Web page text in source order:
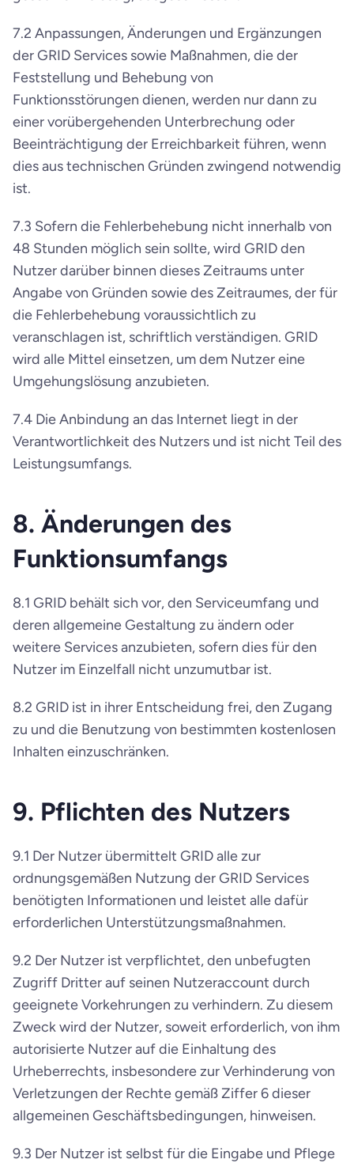
7.2 Anpassungen, Änderungen und Ergänzungen
der GRID Services sowie Maßnahmen, die der
Feststellung und Behebung von
Funktionsstörungen dienen, werden nur dann zu
einer vorübergehenden Unterbrechung oder
Beeinträchtigung der Erreichbarkeit führen, wenn
dies aus technischen Gründen zwingend notwendig
ist.
7.3 Sofern die Fehlerbehebung nicht innerhalb von
48 Stunden möglich sein sollte, wird GRID den
Nutzer darüber binnen dieses Zeitraums unter
Angabe von Gründen sowie des Zeitraumes, der für
die Fehlerbehebung voraussichtlich zu
veranschlagen ist, schriftlich verständigen. GRID
wird alle Mittel einsetzen, um dem Nutzer eine
Umgehungslösung anzubieten.
7.4 Die Anbindung an das Internet liegt in der
Verantwortlichkeit des Nutzers und ist nicht Teil des
Leistungsumfangs.
8. Änderungen des
Funktionsumfangs
8.1 GRID behält sich vor, den Serviceumfang und
deren allgemeine Gestaltung zu ändern oder
weitere Services anzubieten, sofern dies für den
Nutzer im Einzelfall nicht unzumutbar ist.
8.2 GRID ist in ihrer Entscheidung frei, den Zugang
zu und die Benutzung von bestimmten kostenlosen
Inhalten einzuschränken.
9. Pflichten des Nutzers
9.1 Der Nutzer übermittelt GRID alle zur
ordnungsgemäßen Nutzung der GRID Services
benötigten Informationen und leistet alle dafür
erforderlichen Unterstützungsmaßnahmen.
9.2 Der Nutzer ist verpflichtet, den unbefugten
Zugriff Dritter auf seinen Nutzeraccount durch
geeignete Vorkehrungen zu verhindern. Zu diesem
Zweck wird der Nutzer, soweit erforderlich, von ihm
autorisierte Nutzer auf die Einhaltung des
Urheberrechts, insbesondere zur Verhinderung von
Verletzungen der Rechte gemäß Ziffer 6 dieser
allgemeinen Geschäftsbedingungen, hinweisen.
9.3 Der Nutzer ist selbst für die Eingabe und Pflege